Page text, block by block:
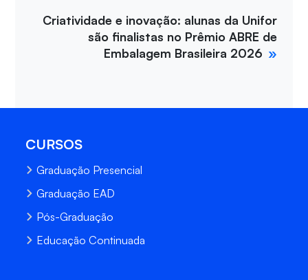
Criatividade e inovação: alunas da Unifor
são finalistas no Prêmio ABRE de
Embalagem Brasileira 2026
CURSOS
Graduação Presencial
Graduação EAD
Pós-Graduação
Educação Continuada